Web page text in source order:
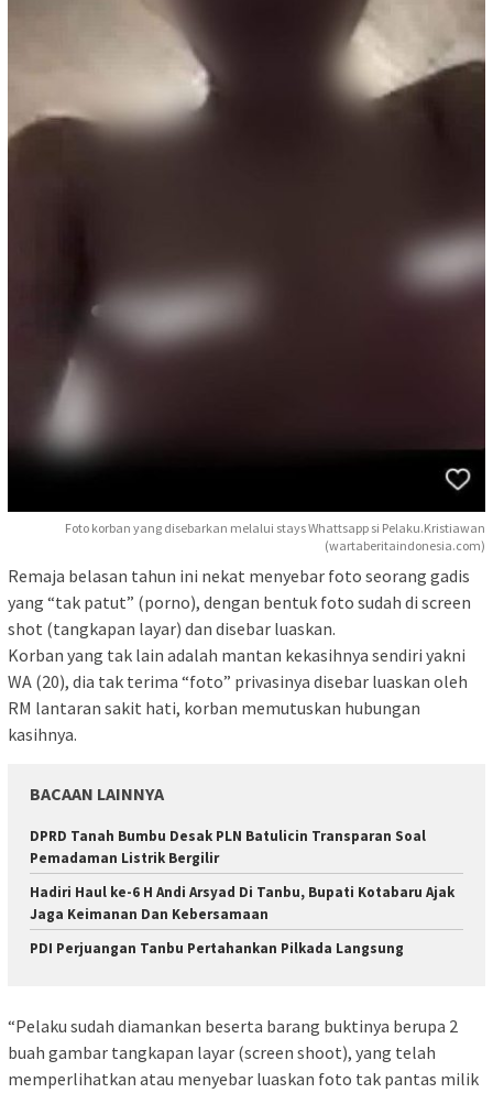
Foto korban yang disebarkan melalui stays Whattsapp si Pelaku.Kristiawan
(wartaberitaindonesia.com)
Remaja belasan tahun ini nekat menyebar foto seorang gadis
yang “tak patut” (porno), dengan bentuk foto sudah di screen
shot (tangkapan layar) dan disebar luaskan.
Korban yang tak lain adalah mantan kekasihnya sendiri yakni
WA (20), dia tak terima “foto” privasinya disebar luaskan oleh
RM lantaran sakit hati, korban memutuskan hubungan
kasihnya.
BACAAN LAINNYA
DPRD Tanah Bumbu Desak PLN Batulicin Transparan Soal
Pemadaman Listrik Bergilir
Hadiri Haul ke-6 H Andi Arsyad Di Tanbu, Bupati Kotabaru Ajak
Jaga Keimanan Dan Kebersamaan
PDI Perjuangan Tanbu Pertahankan Pilkada Langsung
“Pelaku sudah diamankan beserta barang buktinya berupa 2
buah gambar tangkapan layar (screen shoot), yang telah
memperlihatkan atau menyebar luaskan foto tak pantas milik